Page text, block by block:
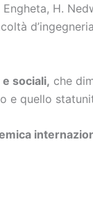
H.
sociali, che
e quello